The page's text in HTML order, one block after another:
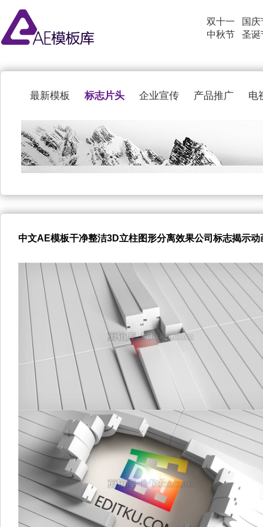
双十一
中秋节
国庆
圣诞
最新模板 标志片头 企业宣传 产品推广 电
中文AE模板干净整洁3D立柱图形分离效果公司标志揭示动